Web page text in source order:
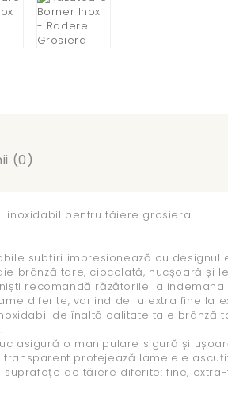
(0)
inoxidabil pentru tăiere grosiera
subțiri impresionează cu
brânză tare, ciocolată, nucșoară și
recomandă răzătorile la
diferite, variind de la extra fine la
de înaltă calitate taie brânză
asigură o manipulare sigură și
transparent protejează lamelele
de tăiere diferite: fine,